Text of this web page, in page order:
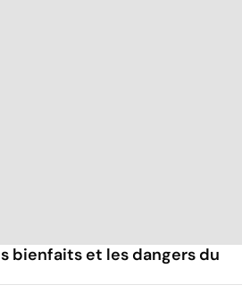
bienfaits et les dangers du